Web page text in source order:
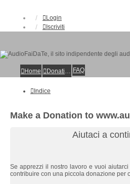
Login
Iscriviti
Home Donations FAQ
Indice
Make a Donation to
Aiutaci a
Se apprezzi il nostro lavoro e vuoi
contribuire con una piccola donazione per